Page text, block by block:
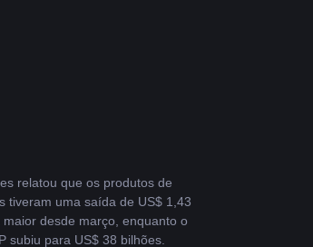
relatou que os produtos de
tiveram uma saída de US$ 1,43
desde março, enquanto o
subiu para US$ 38 bilhões.